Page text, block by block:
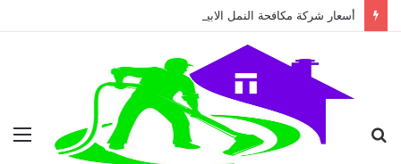
أسعار شركة مكافحة النمل الابيض في العين 2026